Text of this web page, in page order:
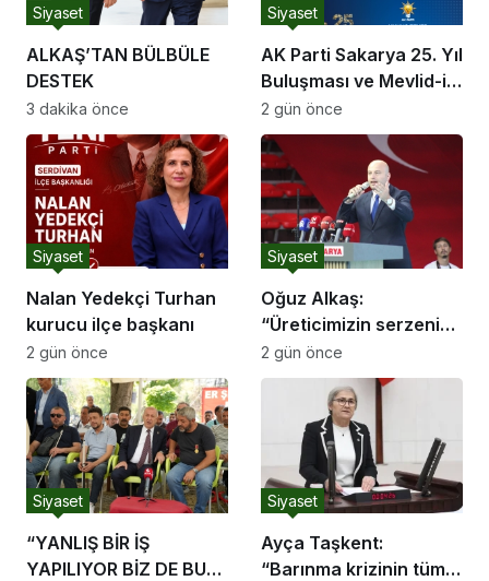
ALKAŞ’TAN BÜLBÜLE
DESTEK
Siyaset
3 dakika önce
AK Parti Sakarya 25. Yıl
Buluşması ve Mevlid-i
Şerif Programı
Siyaset
2 gün önce
Nalan Yedekçi Turhan
kurucu ilçe başkanı
Siyaset
2 gün önce
Oğuz Alkaş:
“Üreticimizin serzenişi
haklı, devletimizin
ekonomik mücadelesi
de ortadadır.”
Siyaset
2 gün önce
“YANLIŞ BİR İŞ
YAPILIYOR BİZ DE BU
Siyaset
Ayça Taşkent:
“Barınma krizinin tüm
Siyaset